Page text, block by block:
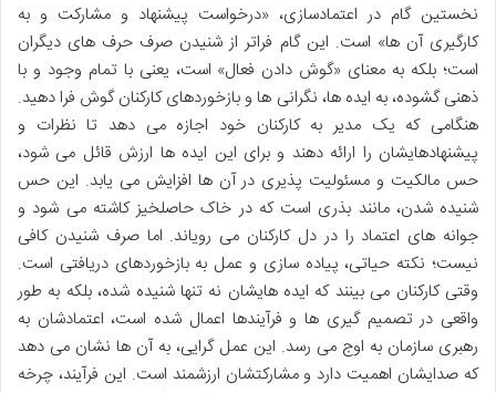
نخستین گام در اعتمادسازی، «درخواست پیشنهاد و مشارکت و به
کارگیری آن ها» است. این گام فراتر از شنیدن صرف حرف های دیگران
است؛ بلکه به معنای «گوش دادن فعال» است، یعنی با تمام وجود و با
ذهنی گشوده، به ایده ها، نگرانی ها و بازخوردهای کارکنان گوش فرا دهید.
هنگامی که یک مدیر به کارکنان خود اجازه می دهد تا نظرات و
پیشنهادهایشان را ارائه دهند و برای این ایده ها ارزش قائل می شود،
حس مالکیت و مسئولیت پذیری در آن ها افزایش می یابد. این حس
شنیده شدن، مانند بذری است که در خاک حاصلخیز کاشته می شود و
جوانه های اعتماد را در دل کارکنان می رویاند. اما صرف شنیدن کافی
نیست؛ نکته حیاتی، پیاده سازی و عمل به بازخوردهای دریافتی است.
وقتی کارکنان می بینند که ایده هایشان نه تنها شنیده شده، بلکه به طور
واقعی در تصمیم گیری ها و فرآیندها اعمال شده است، اعتمادشان به
رهبری سازمان به اوج می رسد. این عمل گرایی، به آن ها نشان می دهد
که صدایشان اهمیت دارد و مشارکتشان ارزشمند است. این فرآیند، چرخه